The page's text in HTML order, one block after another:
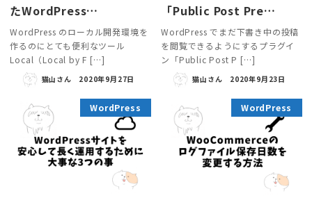
たWordPress…
WordPress のローカル開発環境を
作るのにとても便利なツール
Local（Local by F […]
猫山さん 2020年9月27日
「Public Post Pre…
WordPress でまだ下書き中の投稿
を閲覧できるようにするプラグイ
ン「Public Post P […]
猫山さん 2020年9月23日
WordPress WordPress